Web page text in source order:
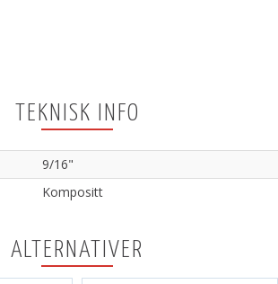
TEKNISK INFO
9/16"
Kompositt
ALTERNATIVER